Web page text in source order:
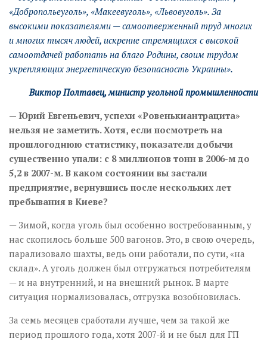
«Добропольеуголь», «Макеевуголь», «Львовуголь». За
высокими показателями — самоотверженный труд многих
и многих тысяч людей, искренне стремящихся с высокой
самоотдачей работать на благо Родины, своим трудом
укрепляющих энергетическую безопасность Украины».
Виктор Полтавец, министр угольной промышленности
— Юрий Евгеньевич, успехи «Ровенькиантрацита»
нельзя не заметить. Хотя, если посмотреть на
прошлогоднюю статистику, показатели добычи
существенно упали: с 8 миллионов тонн в 2006-м до
5,2 в 2007-м. В каком состоянии вы застали
предприятие, вернувшись после нескольких лет
пребывания в Киеве?
— Зимой, когда уголь был особенно востребованным, у
нас скопилось больше 500 вагонов. Это, в свою очередь,
парализовало шахты, ведь они работали, по сути, «на
склад». А уголь должен был отгружаться потребителям
— и на внутренний, и на внешний рынок. В марте
ситуация нормализовалась, отгрузка возобновилась.
За семь месяцев сработали лучше, чем за такой же
период прошлого года, хотя 2007-й и не был для ГП